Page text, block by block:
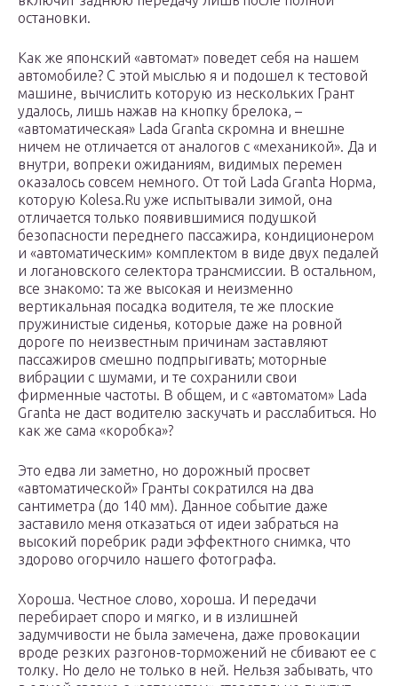
остановки.
Как же японский «автомат» поведет себя на нашем
автомобиле? С этой мыслью я и подошел к тестовой
машине, вычислить которую из нескольких Грант
удалось, лишь нажав на кнопку брелока, –
«автоматическая» Lada Granta скромна и внешне
ничем не отличается от аналогов с «механикой». Да и
внутри, вопреки ожиданиям, видимых перемен
оказалось совсем немного. От той Lada Granta Норма,
которую Kolesa.Ru уже испытывали зимой, она
отличается только появившимися подушкой
безопасности переднего пассажира, кондиционером
и «автоматическим» комплектом в виде двух педалей
и логановского селектора трансмиссии. В остальном,
все знакомо: та же высокая и неизменно
вертикальная посадка водителя, те же плоские
пружинистые сиденья, которые даже на ровной
дороге по неизвестным причинам заставляют
пассажиров смешно подпрыгивать; моторные
вибрации с шумами, и те сохранили свои
фирменные частоты. В общем, и с «автоматом» Lada
Granta не даст водителю заскучать и расслабиться. Но
как же сама «коробка»?
Это едва ли заметно, но дорожный просвет
«автоматической» Гранты сократился на два
сантиметра (до 140 мм). Данное событие даже
заставило меня отказаться от идеи забраться на
высокий поребрик ради эффектного снимка, что
здорово огорчило нашего фотографа.
Хороша. Честное слово, хороша. И передачи
перебирает споро и мягко, и в излишней
задумчивости не была замечена, даже провокации
вроде резких разгонов-торможений не сбивают ее с
толку. Но дело не только в ней. Нельзя забывать, что